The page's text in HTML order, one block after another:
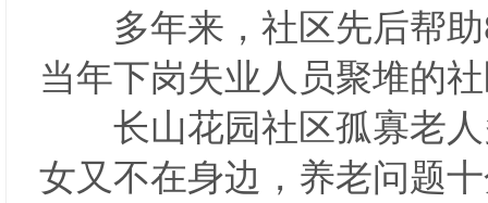
多年来，社区先后帮助
当年下岗失业人员聚堆的
长山花园社区孤寡老人
女又不在身边，养老问题